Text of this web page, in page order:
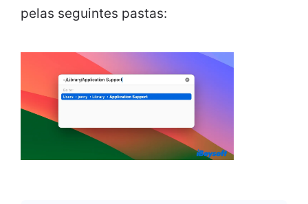
pelas seguintes pastas: